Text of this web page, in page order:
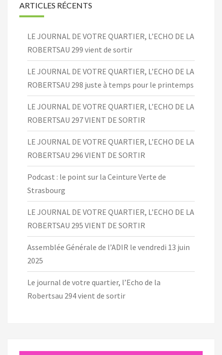
ARTICLES RÉCENTS
LE JOURNAL DE VOTRE QUARTIER, L’ECHO DE LA
ROBERTSAU 299 vient de sortir
LE JOURNAL DE VOTRE QUARTIER, L’ECHO DE LA
ROBERTSAU 298 juste à temps pour le printemps
LE JOURNAL DE VOTRE QUARTIER, L’ECHO DE LA
ROBERTSAU 297 VIENT DE SORTIR
LE JOURNAL DE VOTRE QUARTIER, L’ECHO DE LA
ROBERTSAU 296 VIENT DE SORTIR
Podcast : le point sur la Ceinture Verte de
Strasbourg
LE JOURNAL DE VOTRE QUARTIER, L’ECHO DE LA
ROBERTSAU 295 VIENT DE SORTIR
Assemblée Générale de l’ADIR le vendredi 13 juin
2025
Le journal de votre quartier, l’Echo de la
Robertsau 294 vient de sortir